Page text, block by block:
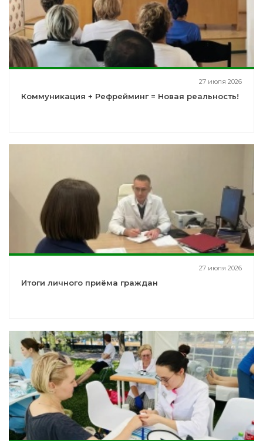
27 июля 2026
Коммуникация + Рефрейминг = Новая реальность!
27 июля 2026
Итоги личного приёма граждан